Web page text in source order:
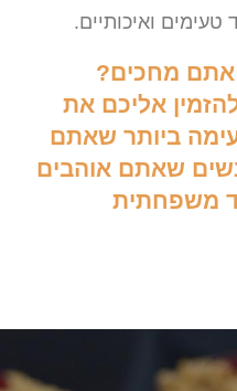
טעימים ואיכותיים.
מחכים?
אליכם את
ביותר שאתם
שאתם אוהבים
משפחתית